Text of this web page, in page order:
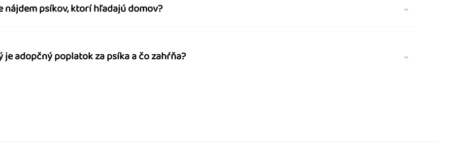
nájdem psíkov, ktorí hľadajú domov?
je adopčný poplatok za psíka a čo zahŕňa?